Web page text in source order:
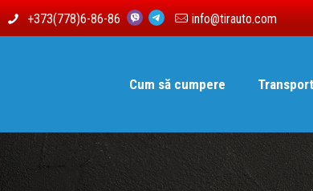
+373(778)6-86-86 info@tirauto.com
Cum să cumpere Transport